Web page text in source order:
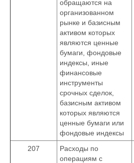
обращаются на
организованном
рынке и базисным
активом которых
являются ценные
бумаги, фондовые
индексы, иные
финансовые
инструменты
срочных сделок,
базисным активом
которых являются
ценные бумаги или
фондовые индексы
207
Расходы по
операциям с